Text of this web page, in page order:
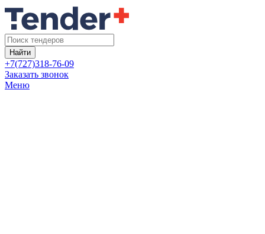
Найти
+7(727)318-76-09
Заказать звонок
Меню